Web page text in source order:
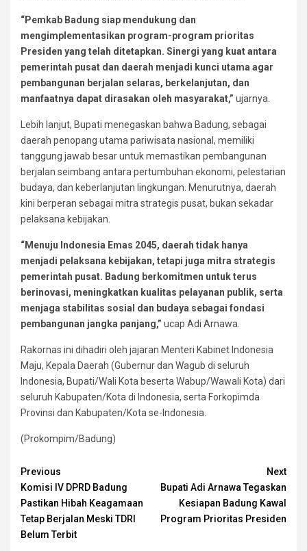
“Pemkab Badung siap mendukung dan
mengimplementasikan program-program prioritas
Presiden yang telah ditetapkan. Sinergi yang kuat antara
pemerintah pusat dan daerah menjadi kunci utama agar
pembangunan berjalan selaras, berkelanjutan, dan
manfaatnya dapat dirasakan oleh masyarakat,” ujarnya.
Lebih lanjut, Bupati menegaskan bahwa Badung, sebagai
daerah penopang utama pariwisata nasional, memiliki
tanggung jawab besar untuk memastikan pembangunan
berjalan seimbang antara pertumbuhan ekonomi, pelestarian
budaya, dan keberlanjutan lingkungan. Menurutnya, daerah
kini berperan sebagai mitra strategis pusat, bukan sekadar
pelaksana kebijakan.
“Menuju Indonesia Emas 2045, daerah tidak hanya
menjadi pelaksana kebijakan, tetapi juga mitra strategis
pemerintah pusat. Badung berkomitmen untuk terus
berinovasi, meningkatkan kualitas pelayanan publik, serta
menjaga stabilitas sosial dan budaya sebagai fondasi
pembangunan jangka panjang,” ucap Adi Arnawa.
Rakornas ini dihadiri oleh jajaran Menteri Kabinet Indonesia
Maju, Kepala Daerah (Gubernur dan Wagub di seluruh
Indonesia, Bupati/Wali Kota beserta Wabup/Wawali Kota) dari
seluruh Kabupaten/Kota di Indonesia, serta Forkopimda
Provinsi dan Kabupaten/Kota se-Indonesia.
(Prokompim/Badung)
Continue
Reading
Previous
Komisi IV DPRD Badung
Pastikan Hibah Keagamaan
Tetap Berjalan Meski TDRI
Belum Terbit
Next
Bupati Adi Arnawa Tegaskan
Kesiapan Badung Kawal
Program Prioritas Presiden